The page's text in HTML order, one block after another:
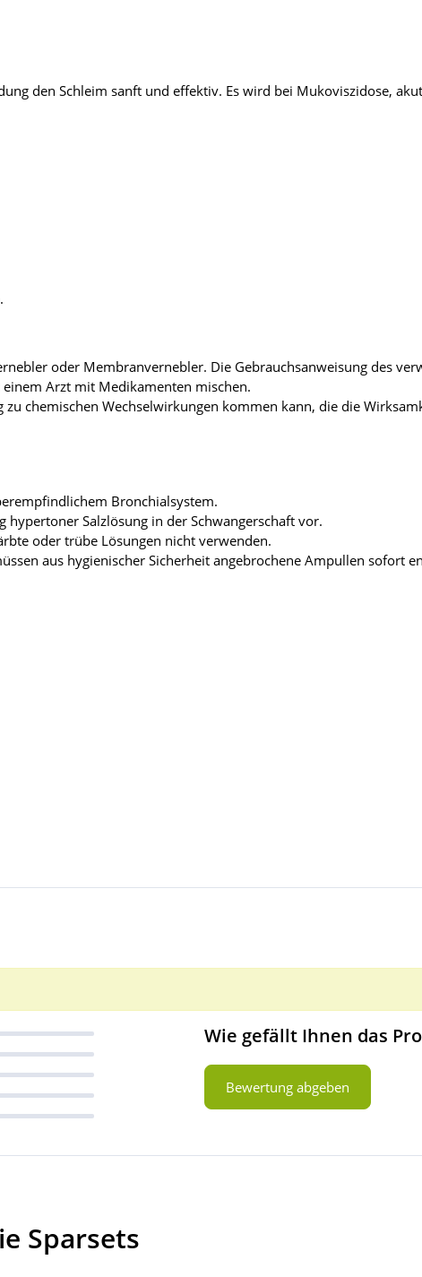
den Schleim sanft und effektiv. Es wird bei Mukoviszidose,
oder Membranvernebler. Die Gebrauchsanweisung des
Arzt mit Medikamenten mischen.
zu chemischen Wechselwirkungen kommen kann, die die
Bronchialsystem.
Salzlösung in der Schwangerschaft vor.
oder trübe Lösungen nicht verwenden.
aus hygienischer Sicherheit angebrochene Ampullen sofort
Wie gefällt Ihnen das
Bewertung abgeben
Sparsets